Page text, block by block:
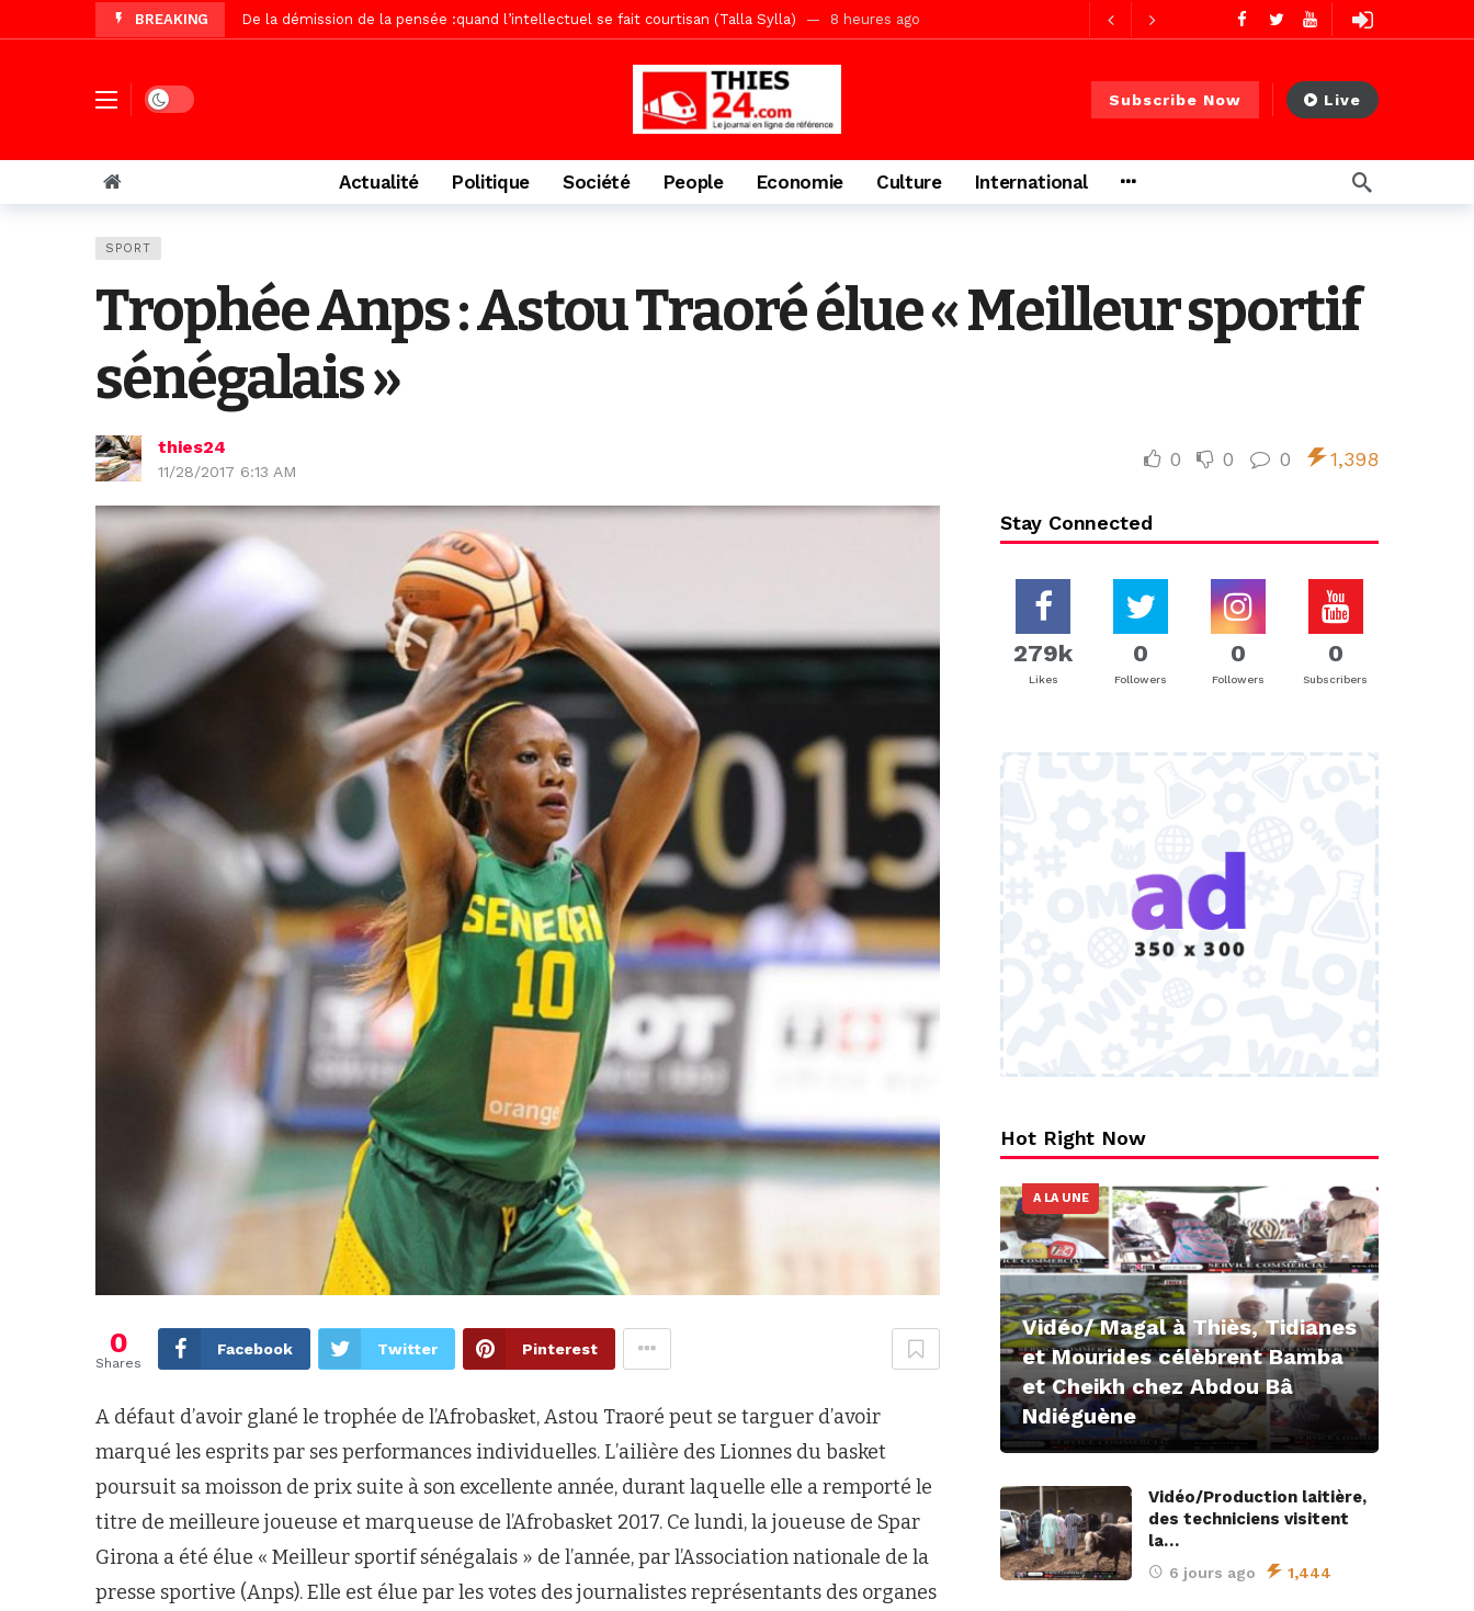
BREAKING Autoroute Dakar-Saint Louis, les récriminations des populations de Pambal 1 jour ago
« Le Parti, la Patrie et la Nation » (Par Moustapha SAMB Responsable de la formation doctorale au Cesti)
Affaire Pape Cheikh Diallo : La liste des bénéficiaires de non-lieu et des prévenus renvoyés en procès
Vidéo/ Magal 2026, le train a transporté 9.651 passagers, l’équivalent de 600 minibus 2 jours ago
Vidéo/ L’arrivée spectaculaire à la gare de Thiès, du dernier train en provenance de Touba 2 jours ago
Adhésion du Mouvement citoyen « ZIGUINCHOR REK » au parti KIIRAY – Les Patriotes Républicains 8 heures ago
Dark mode Subscribe Now Live
Actualité Politique Société People Economie Culture International
SPORT
Trophée Anps : Astou Traoré élue « Meilleur sportif
sénégalais »
thies24
11/28/2017 6:13 AM
0 0 0 1,398
0
Shares
Facebook Twitter Pinterest
A défaut d’avoir glané le trophée de l’Afrobasket, Astou Traoré peut se targuer d’avoir
marqué les esprits par ses performances individuelles. L’ailière des Lionnes du basket
poursuit sa moisson de prix suite à son excellente année, durant laquelle elle a remporté le
titre de meilleure joueuse et marqueuse de l’Afrobasket 2017. Ce lundi, la joueuse de Spar
Girona a été élue « Meilleur sportif sénégalais » de l’année, par l’Association nationale de la
presse sportive (Anps). Elle est élue par les votes des journalistes représentants des organes
Stay Connected
279k
Likes
0
Followers
0
Followers
0
Subscribers
Hot Right Now
A LA UNE
Vidéo/ Magal à Thiès, Tidianes
et Mourides célèbrent Bamba
et Cheikh chez Abdou Bâ
Ndiéguène
Vidéo/Production laitière,
des techniciens visitent
la…
6 jours ago 1,444